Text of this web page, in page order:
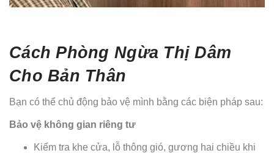
Cách Phòng Ngừa Thị Dâm
Cho Bản Thân
Bạn có thể chủ động bảo vệ mình bằng các biện pháp sau:
Bảo vệ không gian riêng tư
Kiểm tra khe cửa, lỗ thông gió, gương hai chiều khi